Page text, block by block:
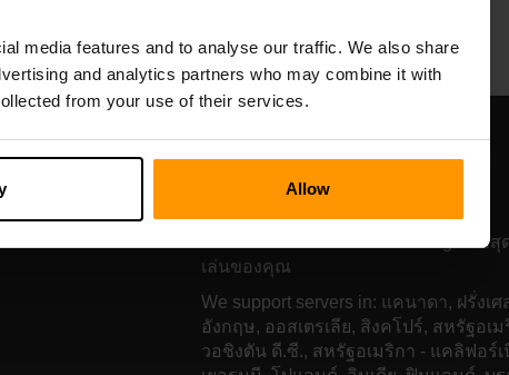
media features and to analyse our traffic. We also share
and analytics partners who may combine it with
from your use of their services.
Allow
โฮสติ้งเซิร์ฟเวอร์เกม
ARMA Reforger
เซิร์ฟเวอร์ของเราทั่วโลกให้ Ping ต่ำที่
เล่นของคุณ
We support servers in: แคนาดา, ฝรั่งเศ
อังกฤษ, ออสเตรเลีย, สิงคโปร์, สหรัฐอเม
วอชิงตัน ดี.ซี., สหรัฐอเมริกา - แคลิฟอร์เ